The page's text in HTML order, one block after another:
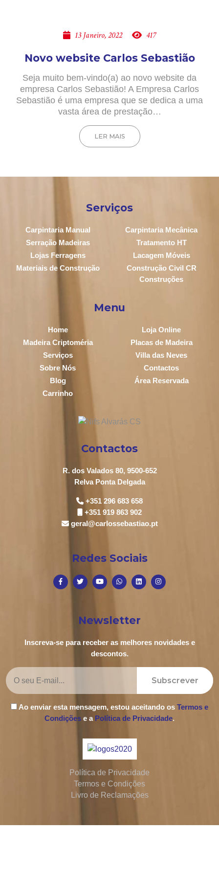
13 Janeiro, 2022 417
Novo website Carlos Sebastião
Seja muito bem-vindo(a) ao novo website da
empresa Carlos Sebastião! A Empresa Carlos
Sebastião é uma empresa que se dedica a uma
vasta área de prestação…
LER MAIS
Serviços
Carpintaria Manual
Carpintaria Mecânica
Serração Madeiras
Tratamento HT
Lojas Ferragens
Lacagem Móveis
Materiais de Construção
Construção Civil CR
Construções
Menu
Home
Loja Online
Madeira Criptoméria
Placas de Madeira
Serviços
Villa das Neves
Sobre Nós
Contactos
Blog
Área Reservada
Carrinho
Contactos
R. dos Valados 80, 9500-652
Relva Ponta Delgada
+351 296 683 658
+351 919 863 902
geral@carlossebastiao.pt
Redes Sociais
Newsletter
Inscreva-se para receber as melhores novidades e
descontos.
Subscrever
Ao enviar esta mensagem, estou aceitando os Termos e
Condições e a Política de Privacidade.
Política de Privacidade
Termos e Condições
Livro de Reclamações